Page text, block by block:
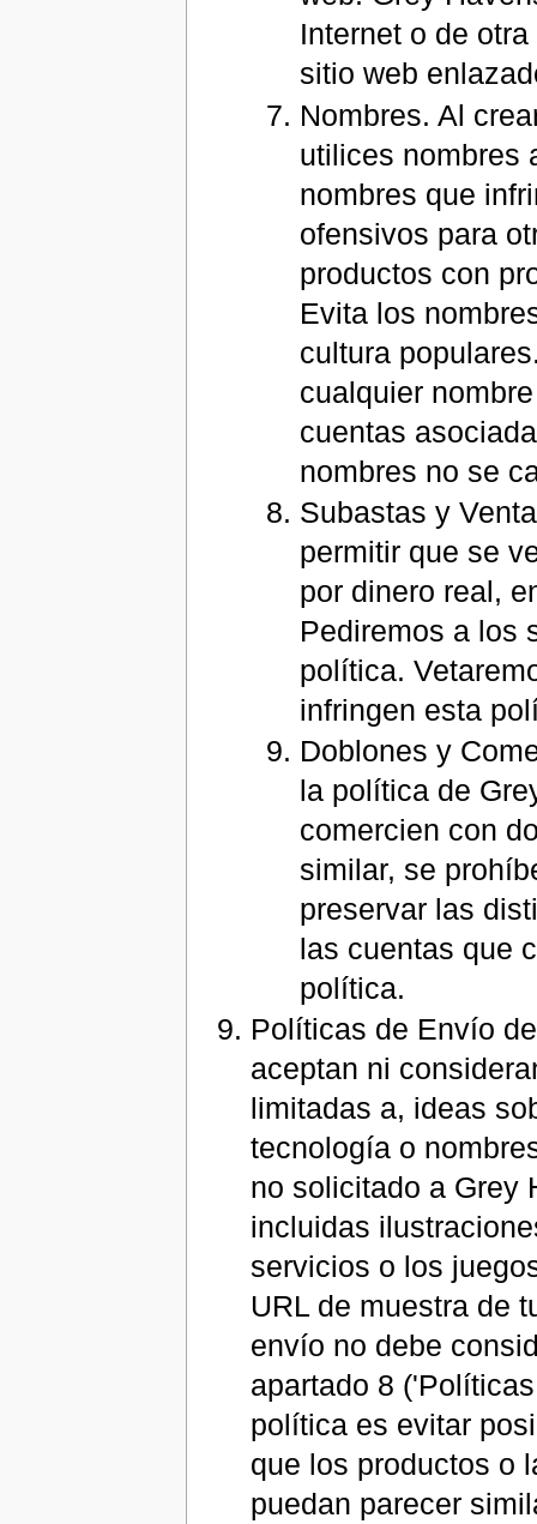
Internet o de
sitio web
Nombres. Al
utilices nombres
nombres que
ofensivos para
productos con
Evita los
cultura
cualquier
cuentas
nombres no se
Subastas y
permitir que se
por dinero real,
Pediremos a los
política.
infringen esta
Doblones y
la política de
comercien con
similar, se
preservar las
las cuentas que
política.
Políticas de Envío
aceptan ni
limitadas a, ideas
tecnología o
no solicitado a Grey
incluidas
servicios o los
URL de muestra de
envío no debe
apartado 8
política es evitar
que los productos o
puedan parecer